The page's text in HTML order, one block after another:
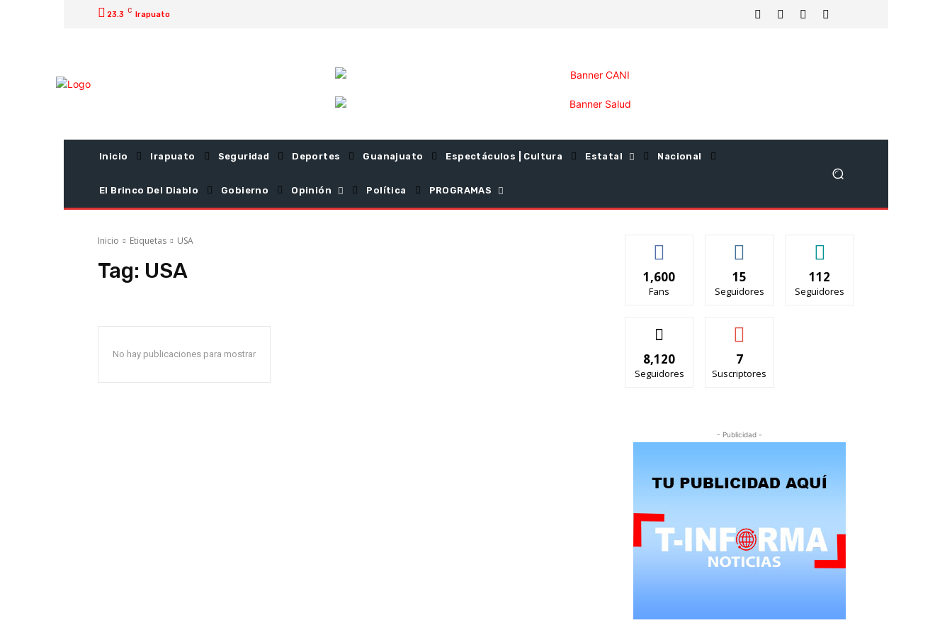
23.3 C Irapuato
Inicio Irapuato Seguridad Deportes Guanajuato Espectáculos | Cultura Estatal Nacional
El Brinco Del Diablo Gobierno Opinión Política PROGRAMAS
Inicio Etiquetas USA
Tag: USA
No hay publicaciones para mostrar
1,600
Fans
15
Seguidores
112
Seguidores
8,120
Seguidores
7
Suscriptores
- Publicidad -